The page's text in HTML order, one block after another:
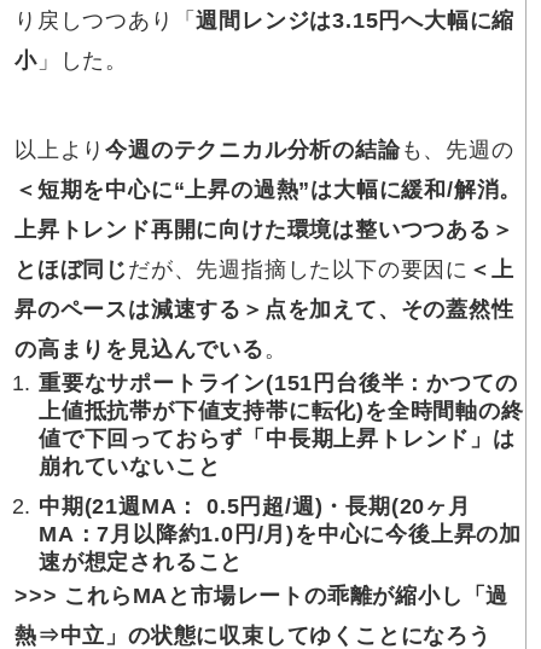
り戻しつつあり「週間レンジは3.15円へ大幅に縮
小」した。
以上より今週のテクニカル分析の結論も、先週の
＜短期を中心に“上昇の過熱”は大幅に緩和/解消。
上昇トレンド再開に向けた環境は整いつつある＞
とほぼ同じ だが、先週指摘した以下の要因に ＜上
昇のペースは減速する＞点を加えて、その蓋然性
の高まりを見込んでいる 。
重要なサポートライン(151円台後半：かつての
上値抵抗帯が下値支持帯に転化)を全時間軸の終
値で下回っておらず「中長期上昇トレンド」は
崩れていないこと
中期(21週MA： 0.5円超/週)・長期(20ヶ月
MA：7月以降約1.0円/月)を中心に今後上昇の加
速が想定されること
>>> これらMAと市場レートの乖離が縮小し「過
熱⇒中立」の状態に収束してゆくことになろう